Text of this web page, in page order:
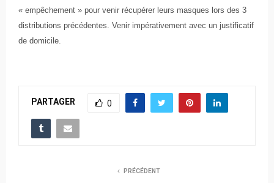
« empêchement » pour venir récupérer leurs masques lors des 3
distributions précédentes. Venir impérativement avec un justificatif
de domicile.
PARTAGER 0
PRÉCÉDENT